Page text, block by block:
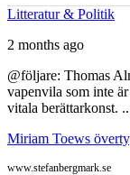
Litteratur & Politik
2 months ago
@följare: Thomas
vapenvila som inte
vitala berättarkonst.
Miriam Toews
www.stefanbergmark.se